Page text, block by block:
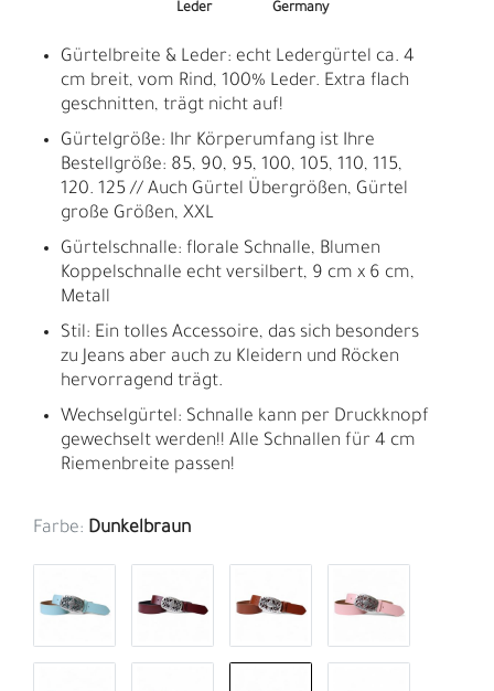
Leder
Germany
Gürtelbreite & Leder: echt Ledergürtel ca. 4
cm breit, vom Rind, 100% Leder. Extra flach
geschnitten, trägt nicht auf!
Gürtelgröße: Ihr Körperumfang ist Ihre
Bestellgröße: 85, 90, 95, 100, 105, 110, 115,
120. 125 // Auch Gürtel Übergrößen, Gürtel
große Größen, XXL
Gürtelschnalle: florale Schnalle, Blumen
Koppelschnalle echt versilbert, 9 cm x 6 cm,
Metall
Stil: Ein tolles Accessoire, das sich besonders
zu Jeans aber auch zu Kleidern und Röcken
hervorragend trägt.
Wechselgürtel: Schnalle kann per Druckknopf
gewechselt werden!! Alle Schnallen für 4 cm
Riemenbreite passen!
Farbe: Dunkelbraun